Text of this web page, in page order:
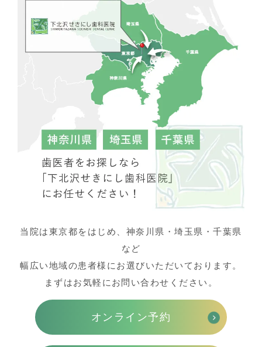
当院は東京都をはじめ、神奈川県・埼玉県・千葉県
など
幅広い地域の患者様にお選びいただいております。
まずはお気軽にお問い合わせください。
オンライン予約